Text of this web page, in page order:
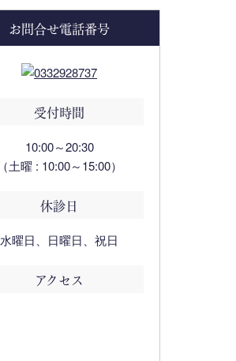
お問合せ電話番号
受付時間
10:00～20:30
（土曜 : 10:00～15:00）
休診日
水曜日、日曜日、祝日
アクセス